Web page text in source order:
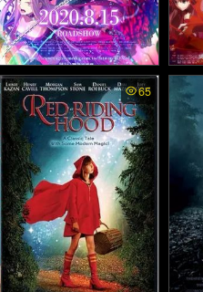
Fate/stay night: Heaven's
Feel III. spring song ซับไท
ย - เฟทสเตย์ไนท์ เฮเว่นส์ฟี
ล เดอะมูฟวี่ พาร์ตทรี: สปริง
ซอง (2020)
ย -
ล
บั
65